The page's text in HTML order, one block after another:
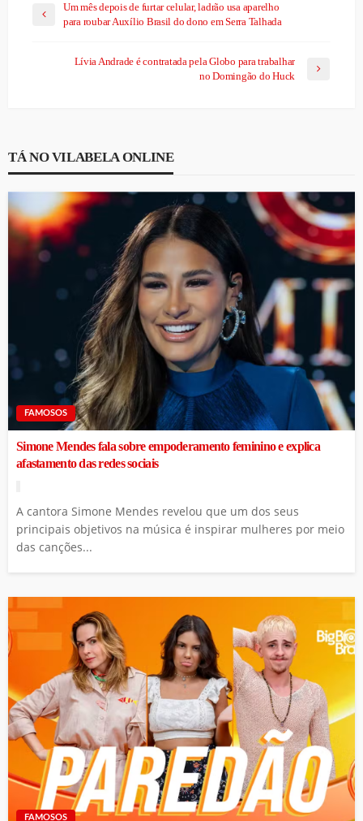
Um mês depois de furtar celular, ladrão usa aparelho
para roubar Auxílio Brasil do dono em Serra Talhada
Lívia Andrade é contratada pela Globo para trabalhar
no Domingão do Huck
TÁ NO VILABELA ONLINE
FAMOSOS
Simone Mendes fala sobre empoderamento feminino e explica
afastamento das redes sociais
A cantora Simone Mendes revelou que um dos seus
principais objetivos na música é inspirar mulheres por meio
das canções...
FAMOSOS